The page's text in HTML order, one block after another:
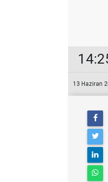
13 Haziran